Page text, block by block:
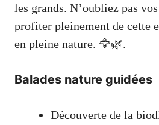
les grands. N’oubliez pas
profiter pleinement de cette
en pleine nature. 🦅🌿.
Balades nature guidées
Découverte de la